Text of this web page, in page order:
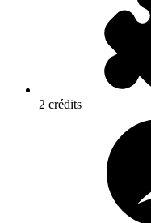
2 crédits